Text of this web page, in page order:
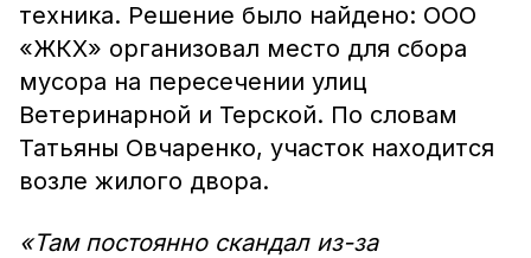
техника. Решение было найдено: ООО
«ЖКХ» организовал место для сбора
мусора на пересечении улиц
Ветеринарной и Терской. По словам
Татьяны Овчаренко, участок находится
возле жилого двора.
«Там постоянно скандал из-за